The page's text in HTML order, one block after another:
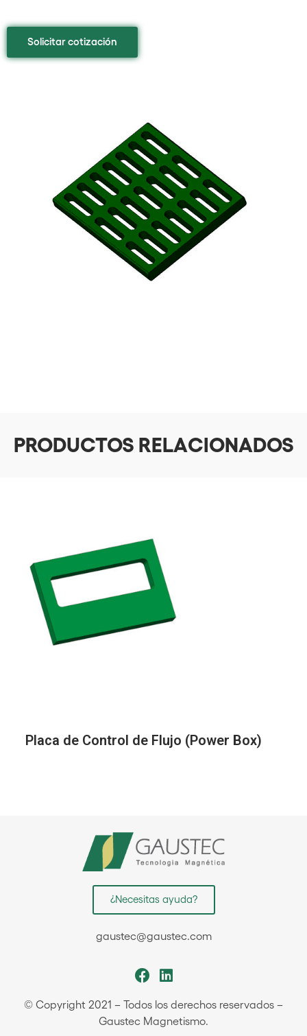
Solicitar cotización
PRODUCTOS RELACIONADOS
Placa de Control de Flujo (Power Box)
¿Necesitas ayuda?
gaustec@gaustec.com
© Copyright 2021 – Todos los derechos reservados –
Gaustec Magnetismo.